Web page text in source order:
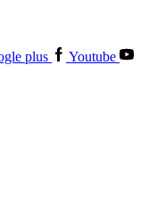
plus
Youtube